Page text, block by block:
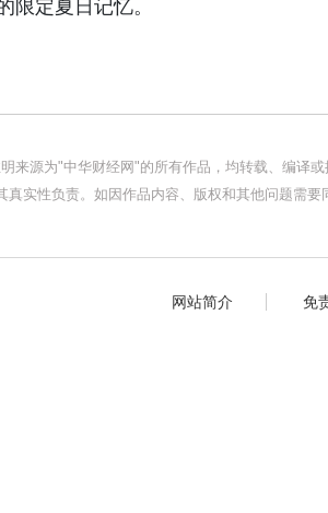
限定夏日记忆。
来源为"中华财经网"的所有作品，均转载、编译
真实性负责。如因作品内容、版权和其他问题需
网站简介 免